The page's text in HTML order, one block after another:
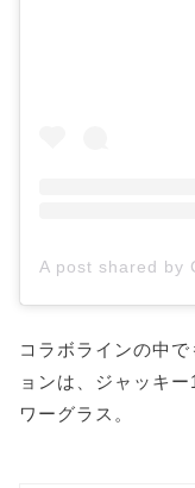
コラボラインの中
ョンは、ジャッキ
ワーグラス。